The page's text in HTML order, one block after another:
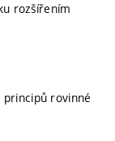
rozšířením
principů rovinné